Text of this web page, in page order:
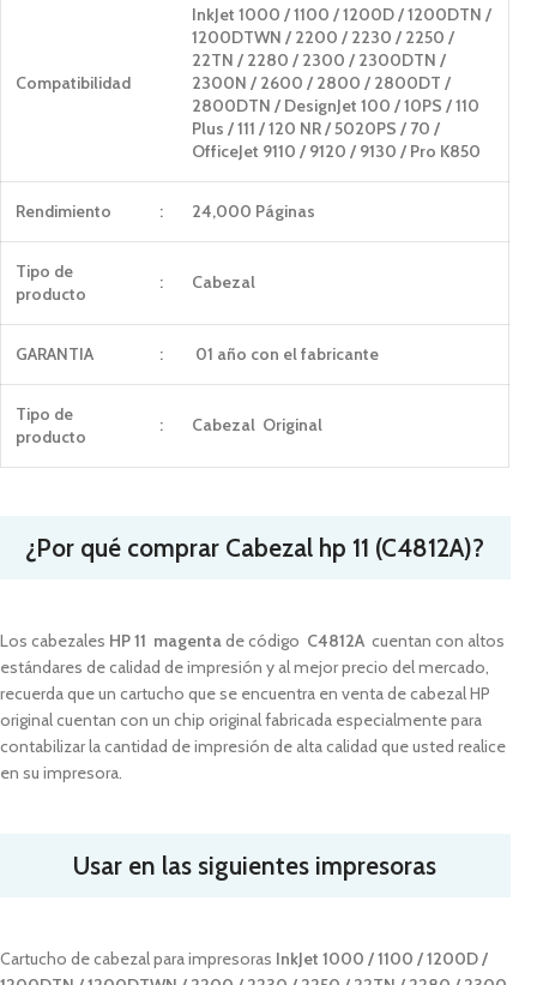
Compatibilidad
InkJet 1000 / 1100 / 1200D / 1200DTN /
1200DTWN / 2200 / 2230 / 2250 /
22TN / 2280 / 2300 / 2300DTN /
2300N / 2600 / 2800 / 2800DT /
2800DTN / DesignJet 100 / 10PS / 110
Plus / 111 / 120 NR / 5020PS / 70 /
OfficeJet 9110 / 9120 / 9130 / Pro K850
Rendimiento : 24,000 Páginas
Tipo de
producto
: Cabezal
GARANTIA : 01 año con el fabricante
Tipo de
producto
: Cabezal Original
¿Por qué comprar Cabezal hp 11 (C4812A)?
Los cabezales HP 11 magenta de código C4812A cuentan con altos
estándares de calidad de impresión y al mejor precio del mercado,
recuerda que un cartucho que se encuentra en venta de cabezal HP
original cuentan con un chip original fabricada especialmente para
contabilizar la cantidad de impresión de alta calidad que usted realice
en su impresora.
Usar en las siguientes impresoras
Cartucho de cabezal para impresoras InkJet 1000 / 1100 / 1200D /